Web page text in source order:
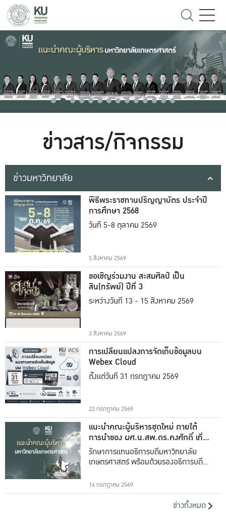
ข่าวสาร/กิจกรรม
ข่าวมหาวิทยาลัย
พิธีพระราชทานปริญญาบัตร ประจำปี
การศึกษา 2568
วันที่ 5-8 ตุลาคม 2569
5 สิงหาคม 2569
ขอเชิญร่วมงาน สะสมศิลป์ เป็น
สิน(ทรัพย์) ปีที่ 3
ระหว่างวันที่ 13 - 15 สิงหาคม 2569
3 สิงหาคม 2569
การเปลี่ยนแปลงการจัดเก็บข้อมูลบน
Webex Cloud
ตั้งแต่วันที่ 31 กรกฎาคม 2569
22 กรกฎาคม 2569
แนะนำคณะผู้บริหารชุดใหม่ ภายใต้
การนำของ ผศ.น.สพ.ดร.คงศักดิ์ เที่ยง
ธรรม
รักษาการแทนอธิการบดีมหาวิทยาลัย
เกษตรศาสตร์ พร้อมด้วยรองอธิการบดีทั้ง
14 กรกฎาคม 2569
ข่าวทั้งหมด